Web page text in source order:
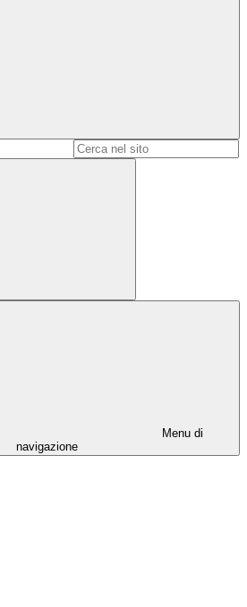
Menu di
navigazione